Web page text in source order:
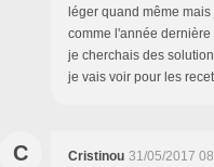
léger quand même
comme l'année dernière
je cherchais des
je vais voir pour les
C Cristinou 31/05/2017